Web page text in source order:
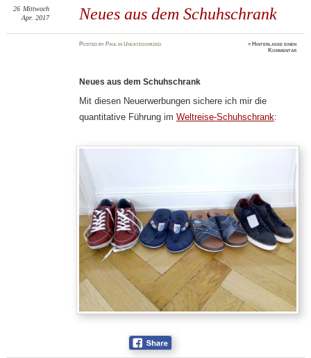
Neues aus dem Schuhschrank
26 Mittwoch
Apr. 2017
Postedby Paul inUncategorized ≈ Hinterlasse einen
Kommentar
Neues aus dem Schuhschrank
Mit diesen Neuerwerbungen sichere ich mir die
quantitative Führung im Weltreise-Schuhschrank: